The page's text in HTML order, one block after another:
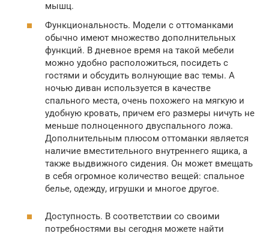
мышц.
Функциональность. Модели с оттоманками
обычно имеют множество дополнительных
функций. В дневное время на такой мебели
можно удобно расположиться, посидеть с
гостями и обсудить волнующие вас темы. А
ночью диван используется в качестве
спального места, очень похожего на мягкую и
удобную кровать, причем его размеры ничуть не
меньше полноценного двуспального ложа.
Дополнительным плюсом оттоманки является
наличие вместительного внутреннего ящика, а
также выдвижного сидения. Он может вмещать
в себя огромное количество вещей: спальное
белье, одежду, игрушки и многое другое.
Доступность. В соответствии со своими
потребностями вы сегодня можете найти